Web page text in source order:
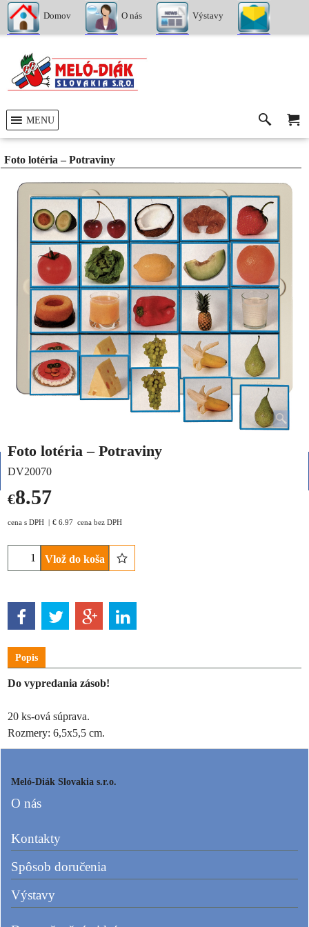
Domov O nás Výstavy
MENU
Foto lotéria – Potraviny
Foto lotéria – Potraviny
DV20070
€8.57
cena s DPH € 6.97 cena bez DPH
Vlož do koša
Popis
Do vypredania zásob!
20 ks-ová súprava.
Rozmery: 6,5x5,5 cm.
Meló-Diák Slovakia s.r.o.
O nás
Kontakty
Spôsob doručenia
Výstavy